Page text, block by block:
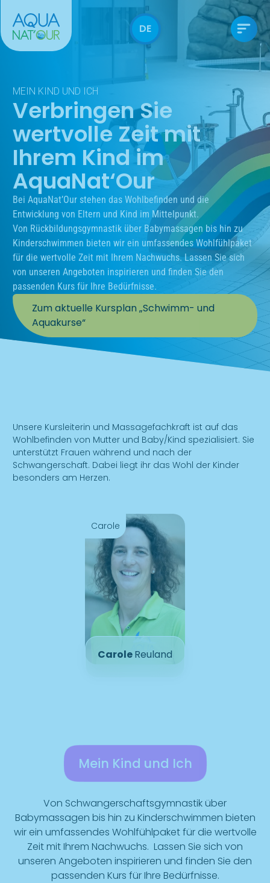
DE
MEIN KIND UND ICH
Verbringen Sie
wertvolle Zeit mit
Ihrem Kind im
AquaNat‘Our
Bei AquaNat’Our stehen das Wohlbefinden und die
Entwicklung von Eltern und Kind im Mittelpunkt.
Von Rückbildungsgymnastik über Babymassagen bis hin zu
Kinderschwimmen bieten wir ein umfassendes Wohlfühlpaket
für die wertvolle Zeit mit Ihrem Nachwuchs. Lassen Sie sich
von unseren Angeboten inspirieren und finden Sie den
passenden Kurs für Ihre Bedürfnisse.
Zum aktuelle Kursplan „Schwimm- und
Aquakurse“
Unsere Kursleiterin und Massagefachkraft ist auf das
Wohlbefinden von Mutter und Baby/Kind spezialisiert. Sie
unterstützt Frauen während und nach der
Schwangerschaft. Dabei liegt ihr das Wohl der Kinder
besonders am Herzen.
CaroleReuland
Carole
Mein Kind und Ich
Von Schwangerschaftsgymnastik über
Babymassagen bis hin zu Kinderschwimmen bieten
wir ein umfassendes Wohlfühlpaket für die wertvolle
Zeit mit Ihrem Nachwuchs. Lassen Sie sich von
unseren Angeboten inspirieren und finden Sie den
passenden Kurs für Ihre Bedürfnisse.